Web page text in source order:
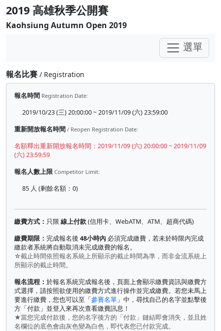
2019 高雄秋季公開賽
Kaohsiung Autumn Open 2019
選單
報名比賽 / Registration
報名時間 Registration Date:
2019/10/23 (三) 20:00:00 ~ 2019/11/09 (六) 23:59:00
重新開放報名時間 / Reopen Registration Date:
名額釋出重新開放報名時間：2019/11/09 (六) 20:00:00 ~ 2019/11/09
(六) 23:59:59
報名人數上限 Competitor Limit:
85 人 (剩餘名額：0)
繳費方式： 只限 線上付款(信用卡、WebATM、ATM、超商代碼)
繳費期限： 完成報名後 48小時內 必須完成繳費，若未於時限內完成
繳款者系統將自動取消未完成繳費的報名。
☆截止時間依照報名系統上所顯示的截止時間為準，而非金流系統上
所顯示的截止時間。
報名流程： 於報名系統完成報名後，頁面上會顯示繳費資訊與繳費方
式選擇，請按照欲使用的繳費方式進行操作並完成繳費。若您未馬上
要進行繳費，您也可以至「參賽名單 」中，尋找自己的名字並點擊後
方「付款」並登入來再次查看繳費訊息！
★當您完成付款後，您的名字後方的「付款」鏈結即會消失，並且姓
名欄位的底色會由灰色變為白色，即代表您已付款完成。